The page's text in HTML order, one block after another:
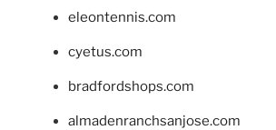
eleontennis.com
cyetus.com
bradfordshops.com
almadenranchsanjose.com